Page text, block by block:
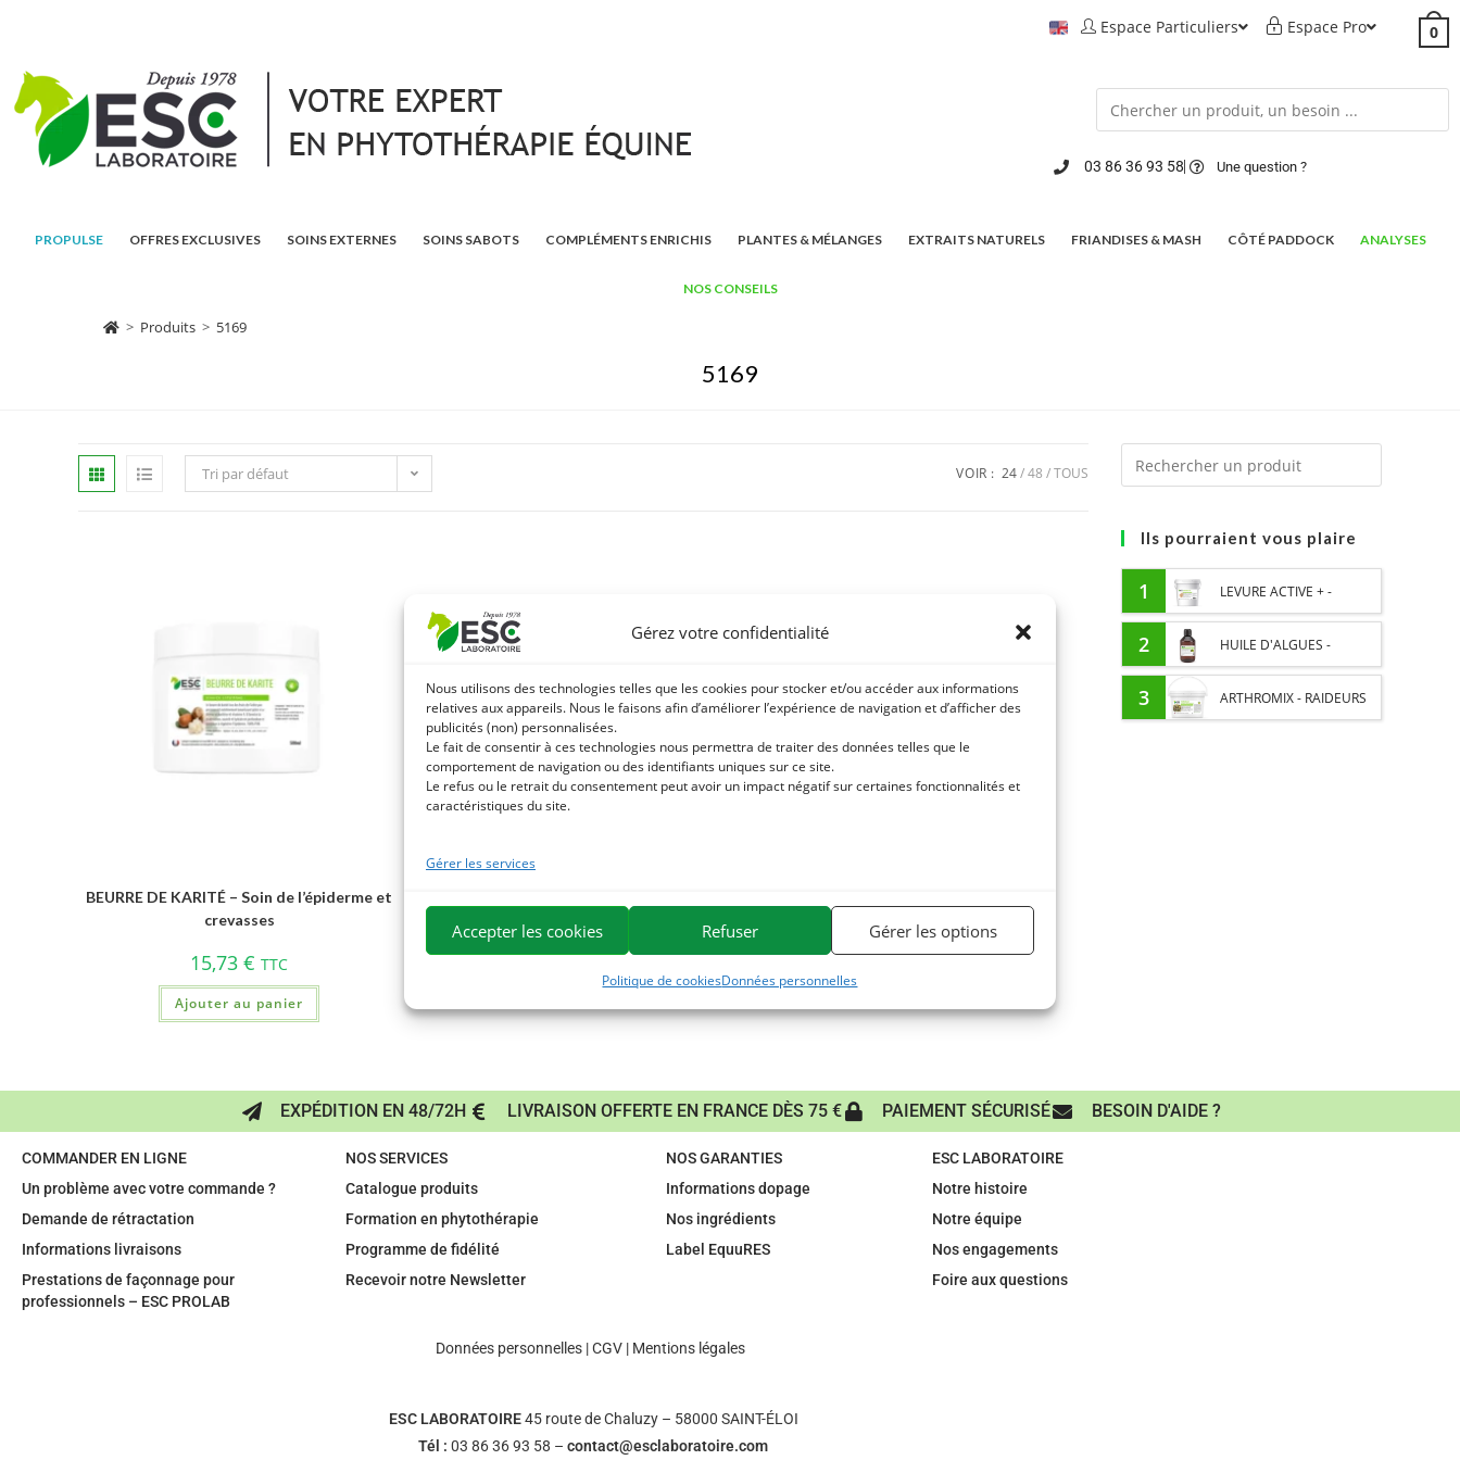
Gérez votre confidentialité
Nous utilisons des technologies telles que les cookies pour stocker et/ou accéder aux informations
relatives aux appareils. Nous le faisons afin d’améliorer l’expérience de navigation et d’afficher des
publicités (non) personnalisées.
Le fait de consentir à ces technologies nous permettra de traiter des données telles que le
comportement de navigation ou des identifiants uniques sur ce site.
Le refus ou le retrait du consentement peut avoir un impact négatif sur certaines fonctionnalités et
caractéristiques du site.
Gérer les services
Accepter les cookies Refuser Gérer les options
Politique de cookiesDonnées personnelles
Espace Particuliers Espace Pro 0
03 86 36 93 58 Une question ?
PROPULSE OFFRES EXCLUSIVES SOINS EXTERNES SOINS SABOTS COMPLÉMENTS ENRICHIS PLANTES & MÉLANGES EXTRAITS NATURELS FRIANDISES & MASH CÔTÉ PADDOCK ANALYSES
NOS CONSEILS
> Produits > 5169
5169
Tri par défaut VOIR : 24 48 TOUS
BEURRE DE KARITÉ – Soin de l’épiderme et
crevasses
15,73€ TTC
Ajouter au panier
Ils pourraient vous plaire
1 LEVURE ACTIVE + -
PROBIOTIQUE CHEVAL -
FLORE INTESTINALE ET
DIGESTION
2 HUILE D'ALGUES -
OMEGA 3 CHEVAL - DHA
3 ARTHROMIX - RAIDEURS
EXPÉDITION EN 48/72H LIVRAISON OFFERTE EN FRANCE DÈS 75 € PAIEMENT SÉCURISÉ BESOIN D'AIDE ?
COMMANDER EN LIGNE
Un problème avec votre commande ?
Demande de rétractation
Informations livraisons
Prestations de façonnage pour
professionnels – ESC PROLAB
NOS SERVICES
Catalogue produits
Formation en phytothérapie
Programme de fidélité
Recevoir notre Newsletter
NOS GARANTIES
Informations dopage
Nos ingrédients
Label EquuRES
ESC LABORATOIRE
Notre histoire
Notre équipe
Nos engagements
Foire aux questions
Données personnelles|CGV| Mentions légales
ESC LABORATOIRE45 route de Chaluzy – 58000 SAINT-ÉLOI
Tél : 03 86 36 93 58 –contact@esclaboratoire.com